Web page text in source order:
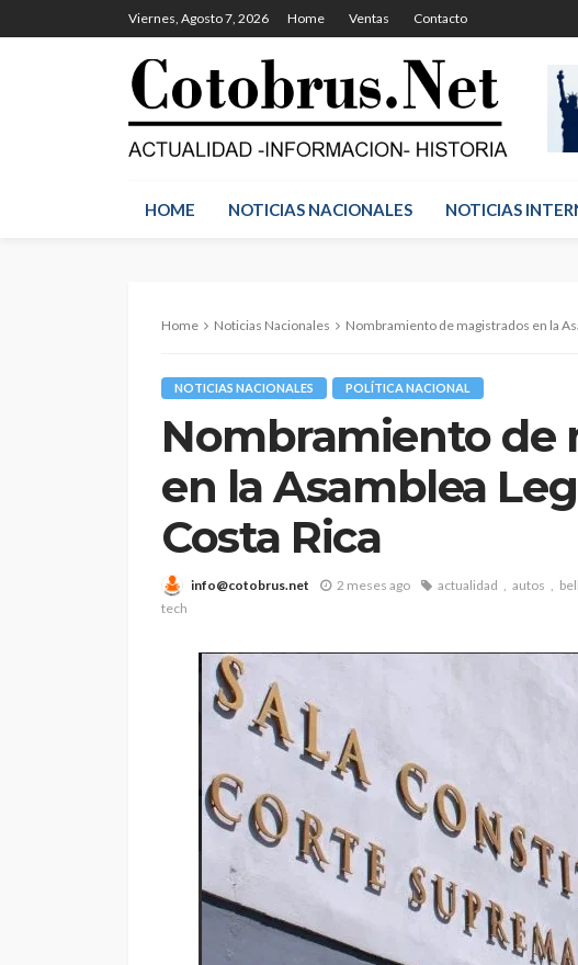
Viernes, Agosto 7, 2026 Home Ventas Contacto
HOME NOTICIAS NACIONALES NOTICIAS
Home Noticias Nacionales Nombramiento de magistrados en la
NOTICIAS NACIONALES POLÍTICA NACIONAL
Nombramiento de
en la Asamblea
Costa Rica
info@cotobrus.net 2 meses ago actualidad autos
tech
NOTICIAS INTERNACIONALES
NOTICIAS NACIONALES
Gilbert Hernán Bell
Fernández (alias “Macho
Coca”) a un paso de ser
extraditado a Nueva York
por cargos de tráfico
internacional de drogas.